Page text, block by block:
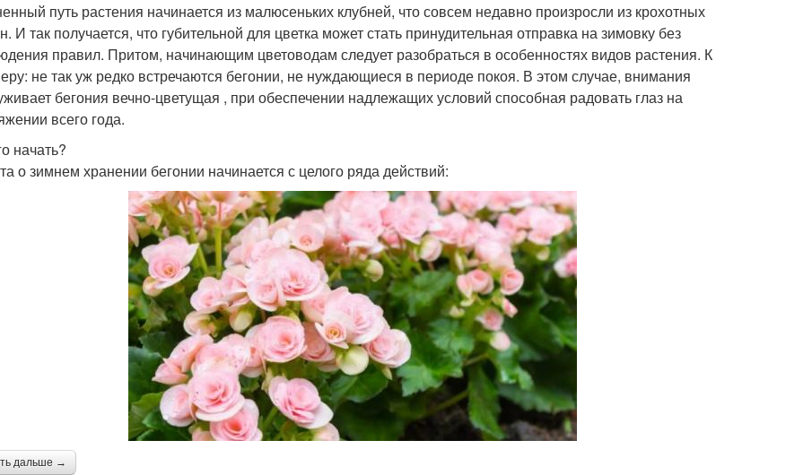
путь растения начинается из малюсеньких клубней, что совсем недавно произросли из крохотных
И так получается, что губительной для цветка может стать принудительная отправка на зимовку без
правил. Притом, начинающим цветоводам следует разобраться в особенностях видов растения. К
не так уж редко встречаются бегонии, не нуждающиеся в периоде покоя. В этом случае, внимания
бегония вечно-цветущая , при обеспечении надлежащих условий способная радовать глаз на
всего года.
начать?
о зимнем хранении бегонии начинается с целого ряда действий:
дальше →